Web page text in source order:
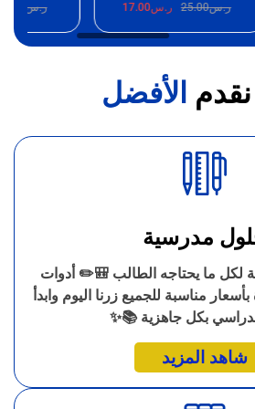
25.00 ر.س 17.00
25.00
الأفضل
مدرسية
لكل ما يحتاجه الطالب 🎒✏️ أدوات
مناسبة للجميع زرنا اليوم وابدأ
بكل جاهزية 📚✨
شاهد المزيد